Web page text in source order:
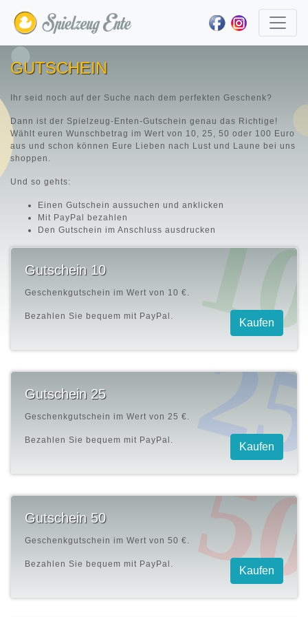
GUTSCHEIN
Ihr seid noch auf der Suche nach dem perfekten Geschenk?
Dann ist der Spielzeug-Enten-Gutschein genau das Richtige!
Wählt euren Wunschbetrag im Wert von 10, 25, 50 oder 100 Euro
aus und schon können Eure Lieben nach Lust und Laune bei uns
shoppen.
Und so gehts:
Einen Gutschein aussuchen und anklicken
Mit PayPal bezahlen
Den Gutschein im Anschluss ausdrucken
Gutschein 10
Geschenkgutschein im Wert von 10 €.
Bezahlen Sie bequem mit PayPal.
Gutschein 25
Geschenkgutschein im Wert von 25 €.
Bezahlen Sie bequem mit PayPal.
Gutschein 50
Geschenkgutschein im Wert von 50 €.
Bezahlen Sie bequem mit PayPal.